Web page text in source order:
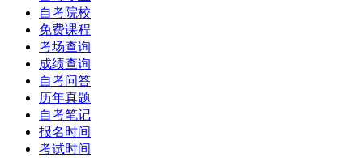
自考院校
免费课程
考场查询
成绩查询
自考问答
历年真题
自考笔记
报名时间
考试时间